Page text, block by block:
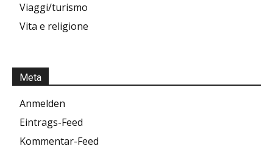
Viaggi/turismo
Vita e religione
Meta
Anmelden
Eintrags-Feed
Kommentar-Feed